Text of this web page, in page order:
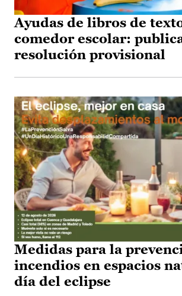
Ayudas de libros de
comedor escolar:
resolución provisional
Medidas para la
incendios en espacios
día del eclipse